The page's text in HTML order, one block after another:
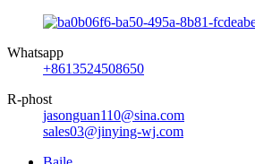
Whatsapp
+8613524508650
R-phost
jasonguan110@sina.com
sales03@jinying-wj.com